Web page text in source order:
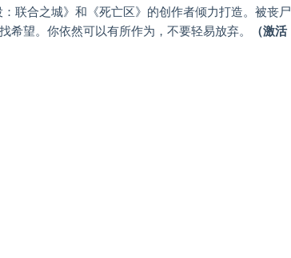
联合之城》和《死亡区》的创作者倾力打造。被丧尸
希望。你依然可以有所作为，不要轻易放弃。
（激活